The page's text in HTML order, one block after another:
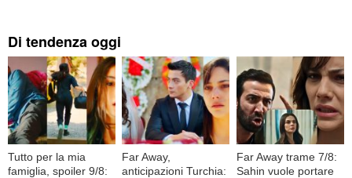
Di tendenza oggi
Tutto per la mia
famiglia, spoiler 9/8:
Far Away,
anticipazioni Turchia:
Far Away trame 7/8:
Sahin vuole portare